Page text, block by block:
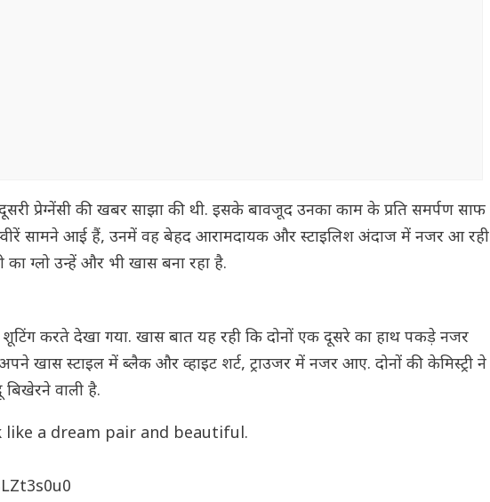
प्रेग्नेंसी की खबर साझा की थी. इसके बावजूद उनका काम के प्रति समर्पण साफ
सामने आई हैं, उनमें वह बेहद आरामदायक और स्टाइलिश अंदाज में नजर आ रही
का ग्लो उन्हें और भी खास बना रहा है.
करते देखा गया. खास बात यह रही कि दोनों एक दूसरे का हाथ पकड़े नजर
स्टाइल में ब्लैक और व्हाइट शर्ट, ट्राउजर में नजर आए. दोनों की केमिस्ट्री ने
बिखेरने वाली है.
like a dream pair and beautiful.